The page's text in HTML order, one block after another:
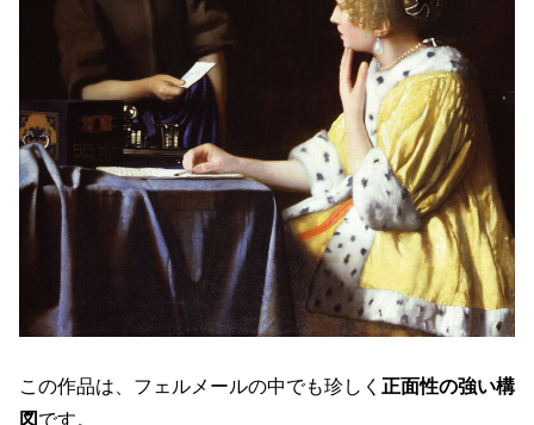
この作品は、フェルメールの中でも珍しく 正面性の強い構
図 です。